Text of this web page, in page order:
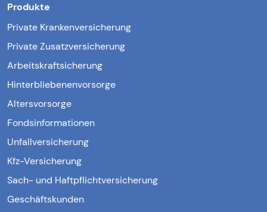
Produkte
Private Krankenversicherung
Private Zusatzversicherung
Arbeitskraftsicherung
Hinterbliebenenvorsorge
Altersvorsorge
Fondsinformationen
Unfallversicherung
Kfz-Versicherung
Sach- und Haftpflichtversicherung
Geschäftskunden